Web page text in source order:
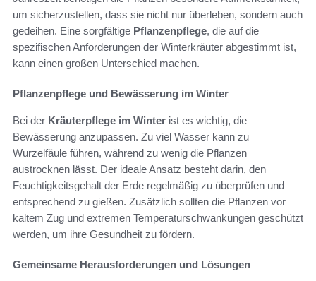
um sicherzustellen, dass sie nicht nur überleben, sondern auch
gedeihen. Eine sorgfältige Pflanzenpflege, die auf die
spezifischen Anforderungen der Winterkräuter abgestimmt ist,
kann einen großen Unterschied machen.
Pflanzenpflege und Bewässerung im Winter
Bei der Kräuterpflege im Winter ist es wichtig, die
Bewässerung anzupassen. Zu viel Wasser kann zu
Wurzelfäule führen, während zu wenig die Pflanzen
austrocknen lässt. Der ideale Ansatz besteht darin, den
Feuchtigkeitsgehalt der Erde regelmäßig zu überprüfen und
entsprechend zu gießen. Zusätzlich sollten die Pflanzen vor
kaltem Zug und extremen Temperaturschwankungen geschützt
werden, um ihre Gesundheit zu fördern.
Gemeinsame Herausforderungen und Lösungen